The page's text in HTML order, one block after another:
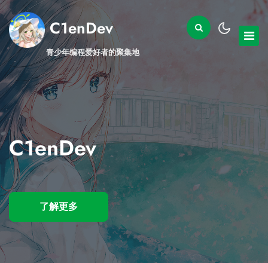
C1enDev
青少年编程爱好者的聚集地
C1enDev
了解更多
C1enDev
Contact Now